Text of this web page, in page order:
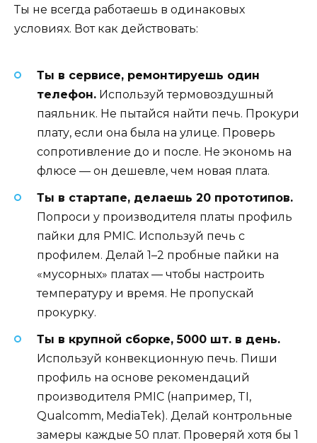
Ты не всегда работаешь в одинаковых
условиях. Вот как действовать:
Ты в сервисе, ремонтируешь один
телефон. Используй термовоздушный
паяльник. Не пытайся найти печь. Прокури
плату, если она была на улице. Проверь
сопротивление до и после. Не экономь на
флюсе — он дешевле, чем новая плата.
Ты в стартапе, делаешь 20 прототипов.
Попроси у производителя платы профиль
пайки для PMIC. Используй печь с
профилем. Делай 1–2 пробные пайки на
«мусорных» платах — чтобы настроить
температуру и время. Не пропускай
прокурку.
Ты в крупной сборке, 5000 шт. в день.
Используй конвекционную печь. Пиши
профиль на основе рекомендаций
производителя PMIC (например, TI,
Qualcomm, MediaTek). Делай контрольные
замеры каждые 50 плат. Проверяй хотя бы 1